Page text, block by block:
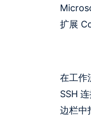
扩展
在工作
SSH
边栏中